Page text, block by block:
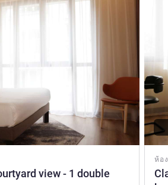
with your family, for business or
hotel downtown is ideal for
ายบริหารโรงแรม
view - 1 double
ห้อ